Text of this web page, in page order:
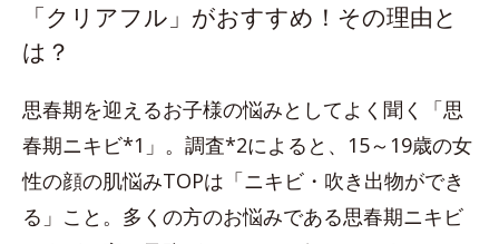
「クリアフル」がおすすめ！その理由と
は？
思春期を迎えるお子様の悩みとしてよく聞く「思
春期ニキビ*1」。調査*2によると、15～19歳の女
性の顔の肌悩みTOPは「ニキビ・吹き出物ができ
る」こと。多くの方のお悩みである思春期ニキビ